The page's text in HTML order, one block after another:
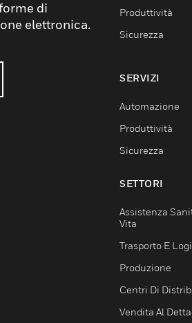
di
elettronica.
Produttività
Sicurezza
SERVIZI
Automazione
Produttività
Sicurezza
SETTORI
Assistenza
Vita
Trasporto E
Produzione
Centri Di
Vendita Al